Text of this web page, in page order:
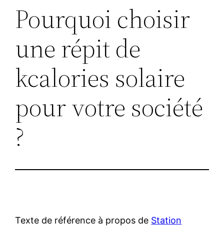
Pourquoi choisir
une répit de
kcalories solaire
pour votre société
?
Texte de référence à propos de Station